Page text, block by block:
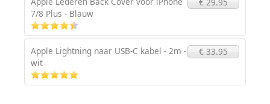
7/8 Plus - Blauw
€ 29.95
Apple Lightning naar USB-C kabel - 2m -
wit
€ 33.95